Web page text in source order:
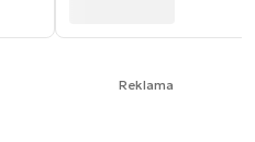
Reklama